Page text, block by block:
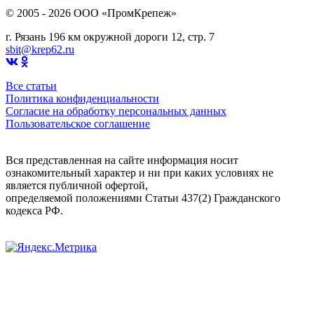
© 2005 - 2026 OOO «ПромКрепеж»
г. Рязань 196 км окружной дороги 12, стр. 7
sbit@krep62.ru
Все статьи
Политика конфиденциальности
Согласие на обработку персональных данных
Пользовательское соглашение
Вся представленная на сайте информация носит
ознакомительный характер и ни при каких условиях не
является публичной офертой,
определяемой положениями Статьи 437(2) Гражданского
кодекса РФ.